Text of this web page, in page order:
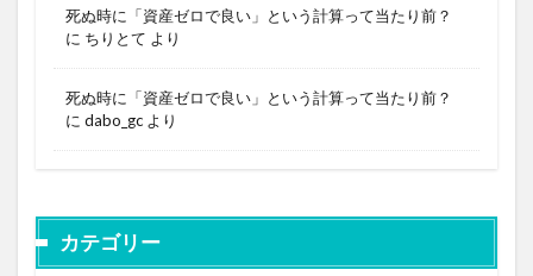
死ぬ時に「資産ゼロで良い」という計算って当たり前？
に ちりとて より
死ぬ時に「資産ゼロで良い」という計算って当たり前？
に dabo_gc より
カテゴリー